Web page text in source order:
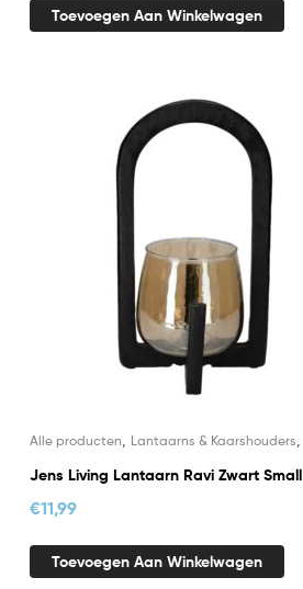
Toevoegen Aan Winkelwagen
Alle producten Lantaarns & Kaarshouders
Jens Living Lantaarn Ravi Zwart Small
€11,99
Toevoegen Aan Winkelwagen